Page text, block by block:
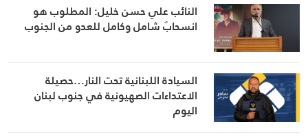
النائب علي حسن خليل: المطلوب هو
انسحابٌ شامل وكامل للعدو من الجنوب
السيادة اللبنانية تحت النار…حصيلة
الاعتداءات الصهيونية في جنوب لبنان
اليوم